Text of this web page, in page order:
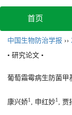
首页
中国生物防治学报 ››
• 研究论文 •
葡萄霜霉病生防菌甲
康兴娇1 , 申红妙1 , 贾